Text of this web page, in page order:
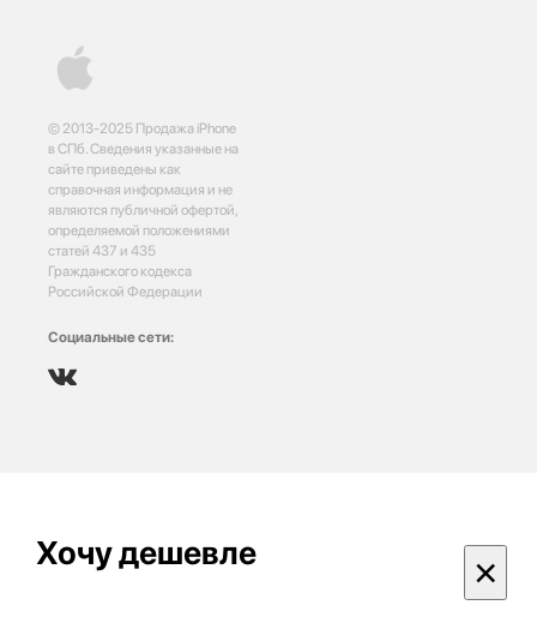
© 2013-2025 Продажа iPhone
в СПб. Сведения указанные на
сайте приведены как
справочная информация и не
являются публичной офертой,
определяемой положениями
статей 437 и 435
Гражданского кодекса
Российской Федерации
Социальные сети:
Хочу дешевле ×